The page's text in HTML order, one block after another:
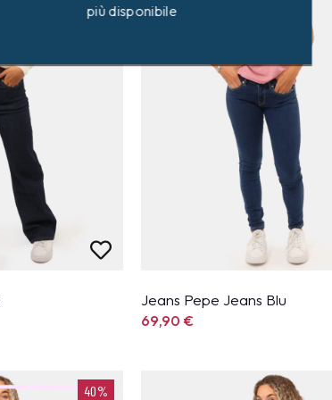
Jeans Pepe Jeans Blu
69,90€
40%
più disponibile